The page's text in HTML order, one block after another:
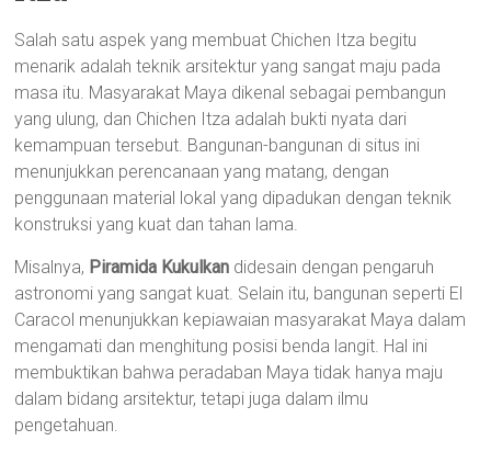
Salah satu aspek yang membuat Chichen Itza begitu
menarik adalah teknik arsitektur yang sangat maju pada
masa itu. Masyarakat Maya dikenal sebagai pembangun
yang ulung, dan Chichen Itza adalah bukti nyata dari
kemampuan tersebut. Bangunan-bangunan di situs ini
menunjukkan perencanaan yang matang, dengan
penggunaan material lokal yang dipadukan dengan teknik
konstruksi yang kuat dan tahan lama.
Misalnya, Piramida Kukulkan didesain dengan pengaruh
astronomi yang sangat kuat. Selain itu, bangunan seperti El
Caracol menunjukkan kepiawaian masyarakat Maya dalam
mengamati dan menghitung posisi benda langit. Hal ini
membuktikan bahwa peradaban Maya tidak hanya maju
dalam bidang arsitektur, tetapi juga dalam ilmu
pengetahuan.